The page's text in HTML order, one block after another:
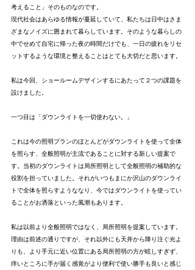
考えること」そのものなのです。
現代社会はあらゆる情報が蔓延していて、私たちは日中はさま
ざまなノイズに囲まれて暮らしています。そのような暮らしの
中でせめて自宅に帰った夜の時間だけでも、一日の疲れをリセ
ットするような環境と整えることはとても大切だと思います。
私は今回、ショールームデザインするにあたって２つの課題を
設けました。
一つ目は「ダウンライトを一切使わない。」
これは今の照明プランのほとんどがダウンライトを使って全体
を照らす、全般照明が主流であることに対する新しい提案で
す。当初のダウンライトは局所照明として全般照明の補助的な
役割を担っていました。それがいつもまにか沢山のダウンライ
トで全体を照らすようななり、今ではダウンライトを使ってい
ることがお洒落といった風潮もあります。
私は以前より全般照明ではなく、局所照明を提案しています。
理由は前述の通りですが、それ以外にも天井から降り注ぐ光よ
りも、より手元に近い位置にある局所照明の方が眩しすぎず、
痒いところに手が届く感覚がより便利で使い勝手も良いと感じ